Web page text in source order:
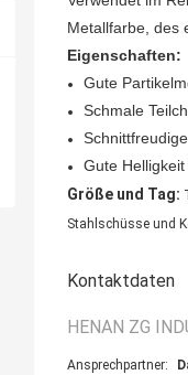
Metallfarbe, des
Eigenschaften:
Gute
Schmale
Gute Helligkeit
Größe und Tag:
Stahlschüsse und
Kontaktdaten
HENAN ZG
Ansprechpartner: